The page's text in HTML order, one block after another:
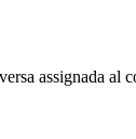
assignada al